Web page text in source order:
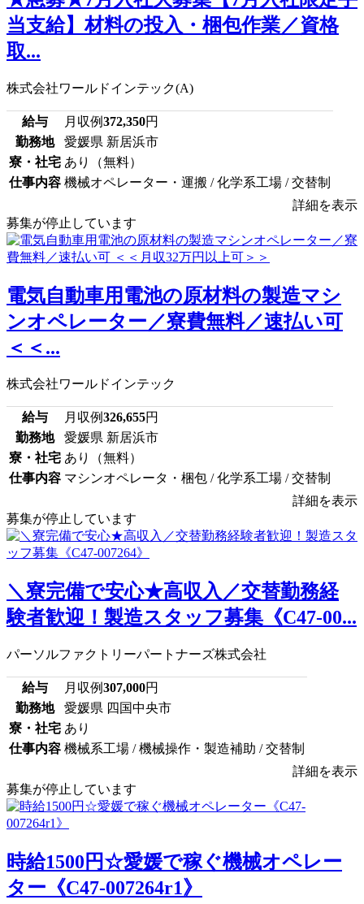
当支給】材料の投入・梱包作業／資格
取...
株式会社ワールドインテック(A)
給与 月収例372,350円
勤務地
愛媛県 新居浜市
寮・社宅 あり（無料）
仕事内容 機械オペレーター・運搬 / 化学系工場 / 交替制
詳細を表示
募集が停止しています
電気自動車用電池の原材料の製造マシ
ンオペレーター／寮費無料／速払い可
＜＜...
株式会社ワールドインテック
給与 月収例326,655円
勤務地
愛媛県 新居浜市
寮・社宅 あり（無料）
仕事内容 マシンオペレータ・梱包 / 化学系工場 / 交替制
詳細を表示
募集が停止しています
＼寮完備で安心★高収入／交替勤務経
験者歓迎！製造スタッフ募集《C47-00...
パーソルファクトリーパートナーズ株式会社
給与 月収例307,000円
勤務地
愛媛県 四国中央市
寮・社宅 あり
仕事内容 機械系工場 / 機械操作・製造補助 / 交替制
詳細を表示
募集が停止しています
時給1500円☆愛媛で稼ぐ機械オペレー
ター《C47-007264r1》